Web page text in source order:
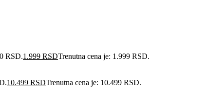
RSD.1.999 RSDTrenutna cena je: 1.999 RSD.
10.499 RSDTrenutna cena je: 10.499 RSD.